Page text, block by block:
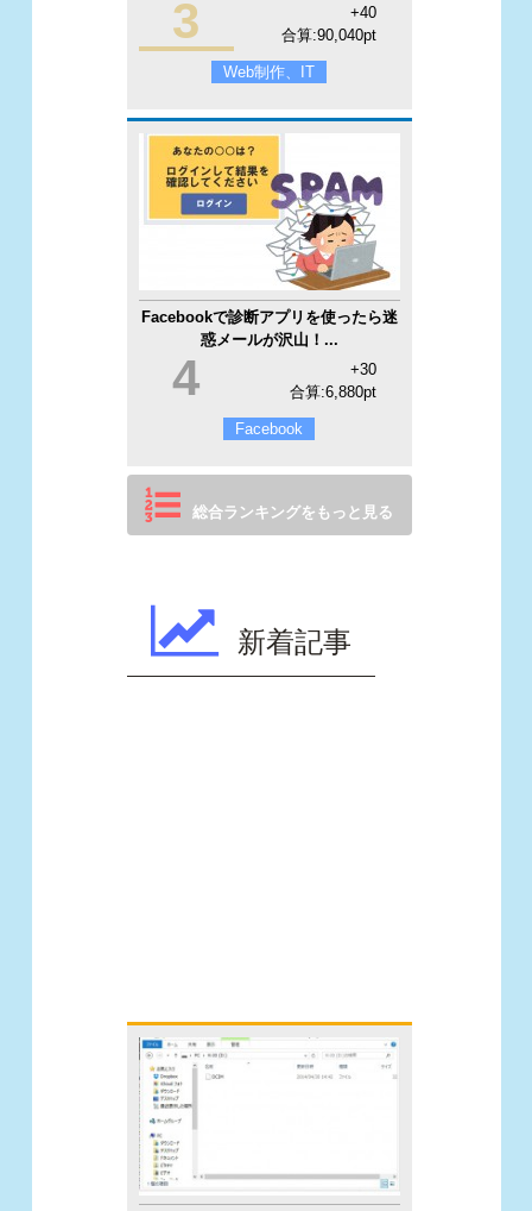
3
+40
合算:90,040pt
Web制作、IT
Facebookで診断アプリを使ったら迷
惑メールが沢山！...
4
+30
合算:6,880pt
Facebook
総合ランキングをもっと見る
新着記事